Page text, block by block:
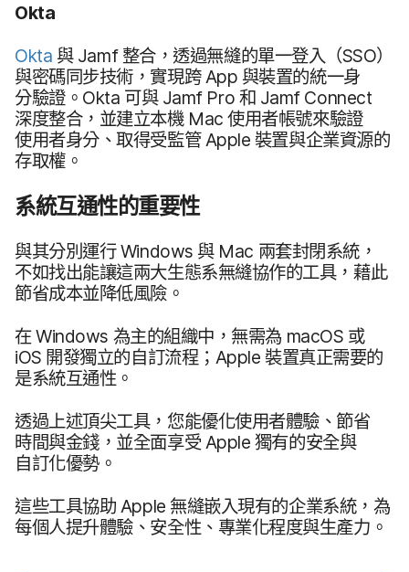
Okta
Okta 與Jamf 整合，​透過​無縫​的​單一​登入​（SSO）​
與​密碼​同步​技術，​實現​跨App 與​裝置​的​統一​身​
分驗證。 Okta 可​與Jamf Pro 和 Jamf Connect
深度​整合，​並​建立​本機Mac使用​者​帳號​來​驗證​
使用​者​身分、​取得​受​監管Apple 裝置​與​企業​資源​的​
存取權。
系統​互通性​的​重要​性
與​其分別​運行Windows 與Mac 兩​套​封閉​系統，​
不如​找出​能​讓​這​兩​大生態系​無縫​協作​的​工具，​藉此​
節​省​成本​並​降​低​風險。
在Windows 為主​的​組織​中，​無需​為 macOS 或
iOS 開發​獨立​的​自訂​流程​； Apple裝置​真正​需要​的​
是​系統​互通性。
透過​上述​頂尖​工具，​您能​優化​使用​者​體驗、​節省​
時間​與​金錢，​並​全面​享受 Apple 獨有​的​安全​與​
自訂化​優勢。
這些​工具​協助 Apple 無縫​嵌入​現有​的​企業​系統，​為​
每​個​人​提升​體驗、​安全性、​專業​化程度​與​生產力。